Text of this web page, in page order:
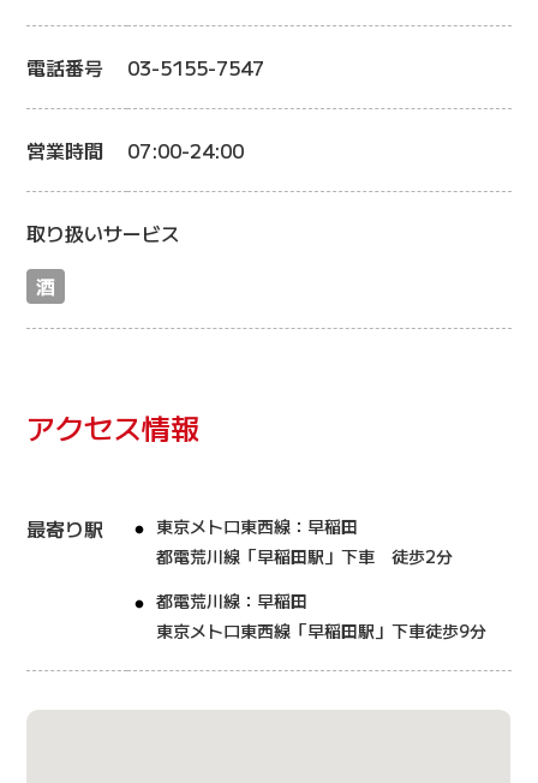
電話番号 03-5155-7547
営業時間 07:00-24:00
取り扱いサービス
酒
アクセス情報
最寄り駅
東京メトロ東西線：早稲田
都電荒川線「早稲田駅」下車 徒歩2分
都電荒川線：早稲田
東京メトロ東西線「早稲田駅」下車徒歩9分